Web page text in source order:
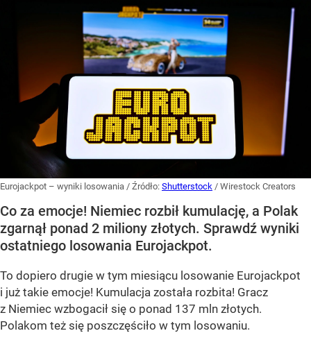
Eurojackpot – wyniki losowania / Źródło: Shutterstock / Wirestock Creators
Co za emocje! Niemiec rozbił kumulację, a Polak
zgarnął ponad 2 miliony złotych. Sprawdź wyniki
ostatniego losowania Eurojackpot.
To dopiero drugie w tym miesiącu losowanie Eurojackpot
i już takie emocje! Kumulacja została rozbita! Gracz
z Niemiec wzbogacił się o ponad 137 mln złotych.
Polakom też się poszczęściło w tym losowaniu.